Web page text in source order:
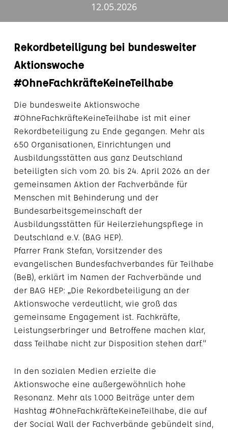
12.05.2026
Rekordbeteiligung bei bundesweiter
Aktionswoche
#OhneFachkräfteKeineTeilhabe
Die bundesweite Aktionswoche
#OhneFachkräfteKeineTeilhabe ist mit einer
Rekordbeteiligung zu Ende gegangen. Mehr als
650 Organisationen, Einrichtungen und
Ausbildungsstätten aus ganz Deutschland
beteiligten sich vom 20. bis 24. April 2026 an der
gemeinsamen Aktion der Fachverbände für
Menschen mit Behinderung und der
Bundesarbeitsgemeinschaft der
Ausbildungsstätten für Heilerziehungspflege in
Deutschland e.V. (BAG HEP).
Pfarrer Frank Stefan, Vorsitzender des
evangelischen Bundesfachverbandes für Teilhabe
(BeB), erklärt im Namen der Fachverbände und
der BAG HEP: „Die Rekordbeteiligung an der
Aktionswoche verdeutlicht, wie groß das
gemeinsame Engagement ist. Fachkräfte,
Leistungserbringer und Betroffene machen klar,
dass Teilhabe nicht zur Disposition stehen darf.“
In den sozialen Medien erzielte die
Aktionswoche eine außergewöhnlich hohe
Resonanz. Mehr als 1.000 Beiträge unter dem
Hashtag #OhneFachkräfteKeineTeilhabe, die auf
der Social Wall der Fachverbände gebündelt sind,